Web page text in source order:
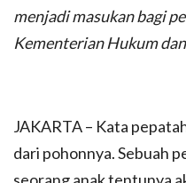
menjadi masukan bagi
Kementerian Hukum
JAKARTA – Kata
dari pohonnya. Sebuah
seorang anak tentunya